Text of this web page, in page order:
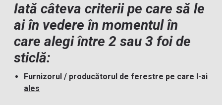
Iată câteva criterii pe care să le
ai în vedere în momentul în
care alegi între 2 sau 3 foi de
sticlă:
Furnizorul / producătorul de ferestre pe care l-ai
ales